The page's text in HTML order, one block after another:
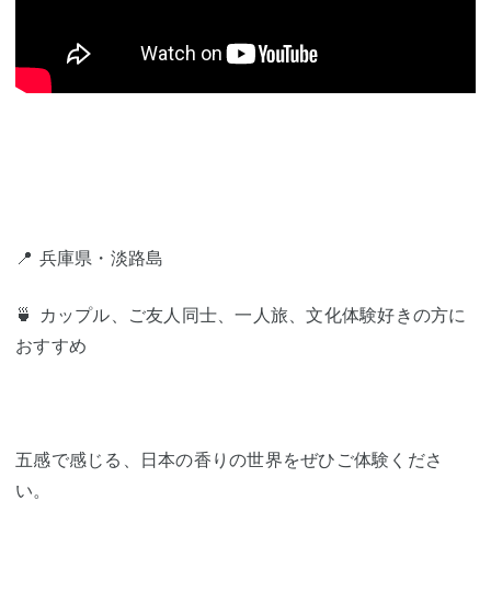
📍 兵庫県・淡路島
🍵 カップル、ご友人同士、一人旅、文化体験好きの方に
おすすめ
五感で感じる、日本の香りの世界をぜひご体験くださ
い。